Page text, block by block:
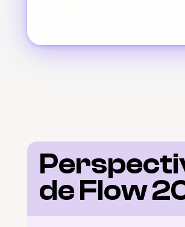
de Flow